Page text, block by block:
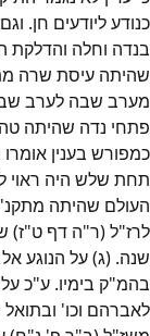
כנודע ליודעים חן.
בנדה וחלה והדלקת
שהיתה עיסת שרה
מערב שבה לערב
פתחי נדה שהיתה
כמפורש בענין אומרו
תחת שלש היה ראוי
העולם שהיתה
לרז"ל (ר"ה דף ט"ז)
שנה. (ג) על הנוגע
בהמ"ק בימיו. ע"כ
לאברהם וכו'